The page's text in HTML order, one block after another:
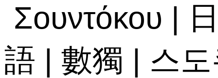
Σουντόκου |
語 | 數獨 | 스